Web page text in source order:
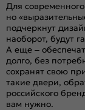
Для
но
подчеркнут
наоборот, будут
А еще –
долго, без
сохранят свою
такие двери,
российского
вам нужно.